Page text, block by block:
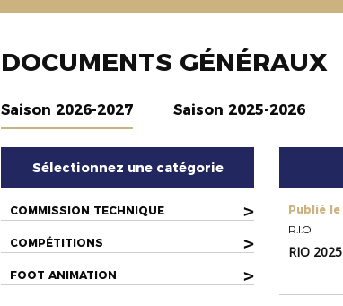
DOCUMENTS GÉNÉRAUX
Saison 2026-2027 Saison 2025-2026
Sélectionnez une catégorie
COMMISSION TECHNIQUE >
COMPÉTITIONS >
FOOT ANIMATION >
Publié le
R.I.O
RIO